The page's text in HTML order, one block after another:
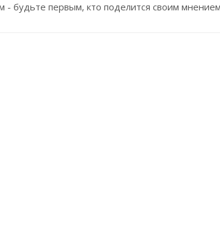
- будьте первым, кто поделится своим